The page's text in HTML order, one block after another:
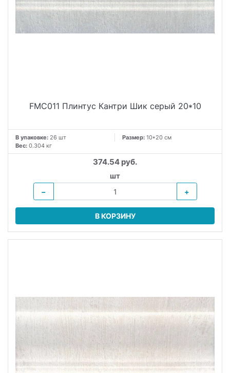
FMC011 Плинтус Кантри Шик серый 20*10
В упаковке: 26 шт Размер: 10*20 см
Вес: 0.304 кг
374.54 руб.
шт
−
+
В КОРЗИНУ